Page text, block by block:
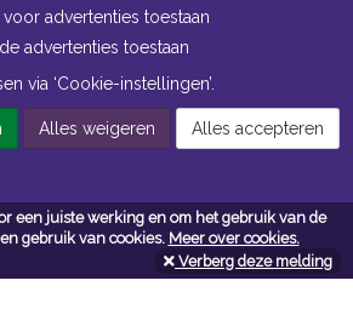
een juiste werking en om het gebruik van de
gebruik van cookies. Meer over cookies.
Verberg deze melding
Magazijn
advertenties toestaan
advertenties toestaan
via ‘Cookie-instellingen’.
Alles weigeren Alles accepteren